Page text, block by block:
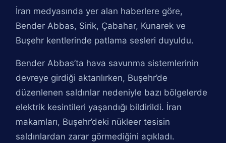
İran medyasında yer alan haberlere göre,
Bender Abbas, Sirik, Çabahar, Kunarek ve
Buşehr kentlerinde patlama sesleri duyuldu.
Bender Abbas’ta hava savunma sistemlerinin
devreye girdiği aktarılırken, Buşehr’de
düzenlenen saldırılar nedeniyle bazı bölgelerde
elektrik kesintileri yaşandığı bildirildi. İran
makamları, Buşehr’deki nükleer tesisin
saldırılardan zarar görmediğini açıkladı.